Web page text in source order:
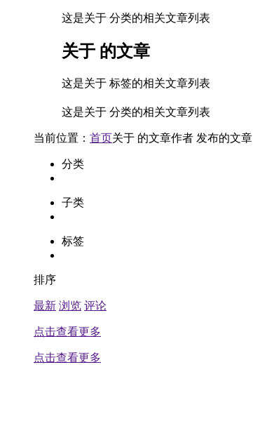
这是关于 分类的相关文章列表
关于 的文章
这是关于 标签的相关文章列表
这是关于 分类的相关文章列表
当前位置： 首页关于 的文章作者 发布的文章
分类
子类
标签
排序
最新 浏览 评论
点击查看更多
点击查看更多